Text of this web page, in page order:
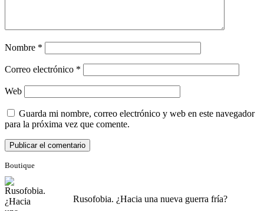
Nombre *
Correo electrónico *
Web
Guarda mi nombre, correo electrónico y web en este navegador
para la próxima vez que comente.
Boutique
Rusofobia. ¿Hacia una nueva guerra fría?